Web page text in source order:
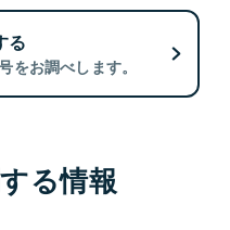
る
をお調べします。
る情報